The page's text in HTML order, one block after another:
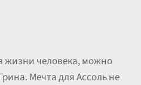
жизни человека, можно
Мечта для Ассоль не